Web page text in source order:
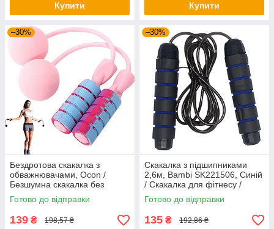
Купити Купити
–30%
Бездротова скакалка з
обважнювачами, Ocon /
Безшумна скакалка без
шнура / Скакалка з кульками
Готово до відправки
139 ₴ 198,57 ₴
–30%
Скакалка з підшипниками
2,6м, Bambi SK221506, Синій
/ Скакалка для фітнесу /
Скакалка для спорту
Готово до відправки
135 ₴ 192,86 ₴